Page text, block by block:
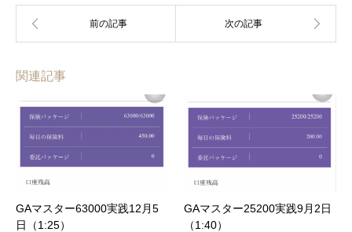
関連記事
GAマスター63000実践12月5
日（1:25）
GAマスター25200実践9月2日
（1:40）